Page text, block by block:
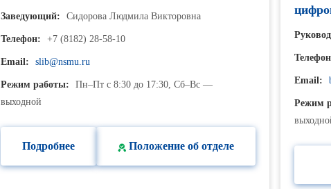
Заведующий: Сидорова Людмила Викторовна
Телефон: +7 (8182) 28-58-10
Email: slib@nsmu.ru
Режим работы:
Пн–Пт с 8:30 до 17:30, Сб–Вс —
выходной
Подробнее Положение об отделе
Email:
Режим